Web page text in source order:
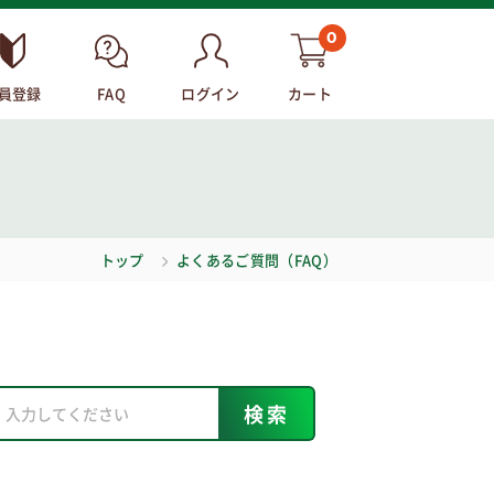
登録 FAQ ログイン
0
カート
トップ よくあるご質問（FAQ）
検索